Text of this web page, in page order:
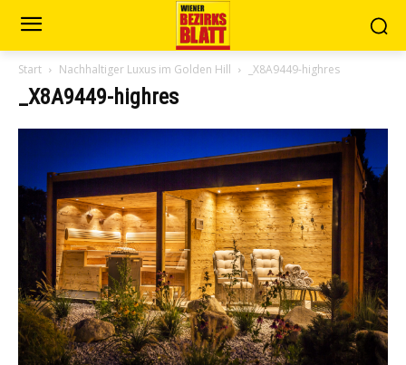
Start Nachhaltiger Luxus im Golden Hill _X8A9449-highres
_X8A9449-highres